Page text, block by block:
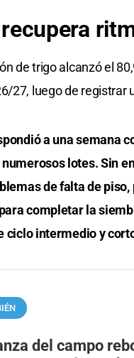
de trigo alcanzó el
27, luego de registrar
a una semana
lotes. Sin
de falta de
completar la
ciclo intermedio y
del campo